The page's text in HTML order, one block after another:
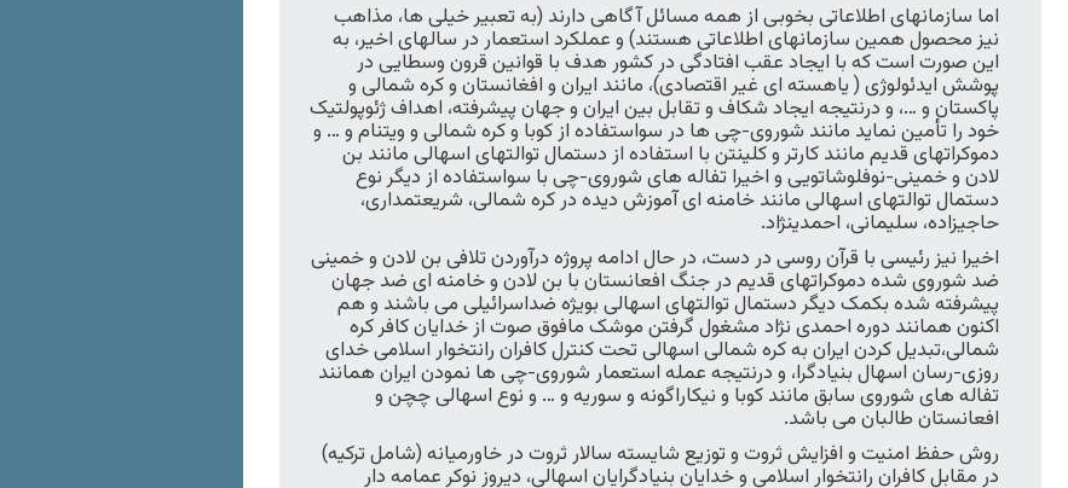
اما سازمانهای اطلاعاتی بخوبی از همه مسائل آگاهی دارند (به تعبیر خیلی ها، مذاهب
نیز محصول همین سازمانهای اطلاعاتی هستند) و عملکرد استعمار در سالهای اخیر، به
این صورت است که با ایجاد عقب افتادگی در کشور هدف با قوانین قرون وسطایی در
پوشش ایدئولوژی ( یاهسته ای غیر اقتصادی)، مانند ایران و افغانستان و کره شمالی و
پاکستان و …، و درنتیجه ایجاد شکاف و تقابل بین ایران و جهان پیشرفته، اهداف ژئوپولتیک
خود را تأمین نماید مانند شوروی-چی ها در سواستفاده از کوبا و کره شمالی و ویتنام و … و
دموکراتهای قدیم مانند کارتر و کلینتن با استفاده از دستمال توالتهای اسهالی مانند بن
لادن و خمینی-نوفلوشاتویی و اخیرا تفاله های شوروی-چی با سواستفاده از دیگر نوع
دستمال توالتهای اسهالی مانند خامنه ای آموزش دیده در کره شمالی، شریعتمداری،
حاجیزاده، سلیمانی، احمدینژاد.
اخیرا نیز رئیسی با قرآن روسی در دست، در حال ادامه پروژه درآوردن تلافی بن لادن و خمینی
ضد شوروی شده دموکراتهای قدیم در جنگ افعانستان با بن لادن و خامنه ای ضد جهان
پیشرفته شده بکمک دیگر دستمال توالتهای اسهالی بویژه ضداسرائیلی می باشند و هم
اکنون همانند دوره احمدی نژاد مشغول گرفتن موشک مافوق صوت از خدایان کافر کره
شمالی،تبدیل کردن ایران به کره شمالی اسهالی تحت کنترل کافران رانتخوار اسلامی خدای
روزی-رسان اسهال بنیادگرا، و درنتیجه عمله استعمار شوروی-چی ها نمودن ایران همانند
تفاله های شوروی سابق مانند کوبا و نیکاراگونه و سوریه و … و نوع اسهالی چچن و
افعانستان طالبان می باشد.
روش حفظ امنیت و افزایش ثروت و توزیع شایسته سالار ثروت در خاورمیانه (شامل ترکیه)
در مقابل کافران رانتخوار اسلامی و خدایان بنیادگرایان اسهالی، دیروز نوکر عمامه دار